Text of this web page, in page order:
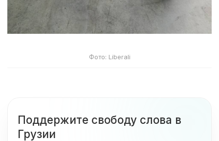
Фото: Liberali
Поддержите свободу слова в
Грузии